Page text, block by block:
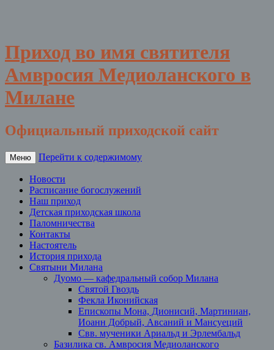
Приход во имя святителя
Амвросия Медиоланского в
Милане
Официальный приходской сайт
Меню Перейти к содержимому
Новости
Расписание богослужений
Наш приход
Детская приходская школа
Паломничества
Контакты
Настоятель
История прихода
Святыни Милана
Дуомо — кафедральный собор Милана
Святой Гвоздь
Фекла Иконийская
Епископы Мона, Дионисий, Мартиниан,
Иоанн Добрый, Авсаний и Мансуеций
Свв. мученики Ариальд и Эрлембальд
Базилика св. Амвросия Медиоланского